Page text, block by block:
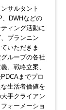
サルタント
、DWHなどの
ィング活動に
プランニン
いただきま
ループの各社
、戦略立案、
までプロ
生活者価値を
手クライアン
ォーメーショ